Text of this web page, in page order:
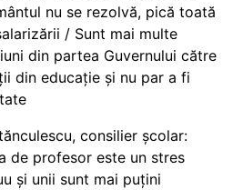
nu se rezolvă, pică toată
/ Sunt mai multe
din partea Guvernului către
din educație și nu par a fi
consilier școlar:
de profesor este un stres
și unii sunt mai puțini